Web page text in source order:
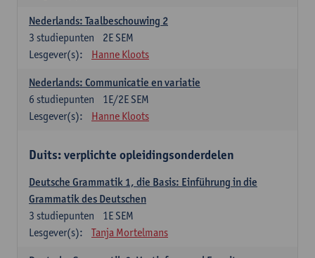
Nederlands: Taalbeschouwing 2
2E SEM
3 studiepunten
Lesgever(s):
Hanne Kloots
Nederlands: Communicatie en variatie
1E/2E SEM
6 studiepunten
Lesgever(s):
Hanne Kloots
Duits: verplichte opleidingsonderdelen
Deutsche Grammatik 1, die Basis: Einführung in die
Grammatik des Deutschen
1E SEM
3 studiepunten
Lesgever(s):
Tanja Mortelmans